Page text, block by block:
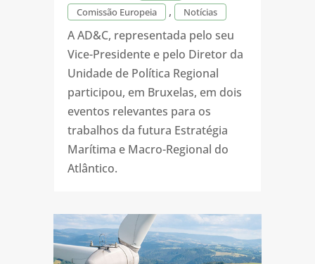
Comissão Europeia , Notícias
A AD&C, representada pelo seu
Vice-Presidente e pelo Diretor da
Unidade de Política Regional
participou, em Bruxelas, em dois
eventos relevantes para os
trabalhos da futura Estratégia
Marítima e Macro-Regional do
Atlântico.